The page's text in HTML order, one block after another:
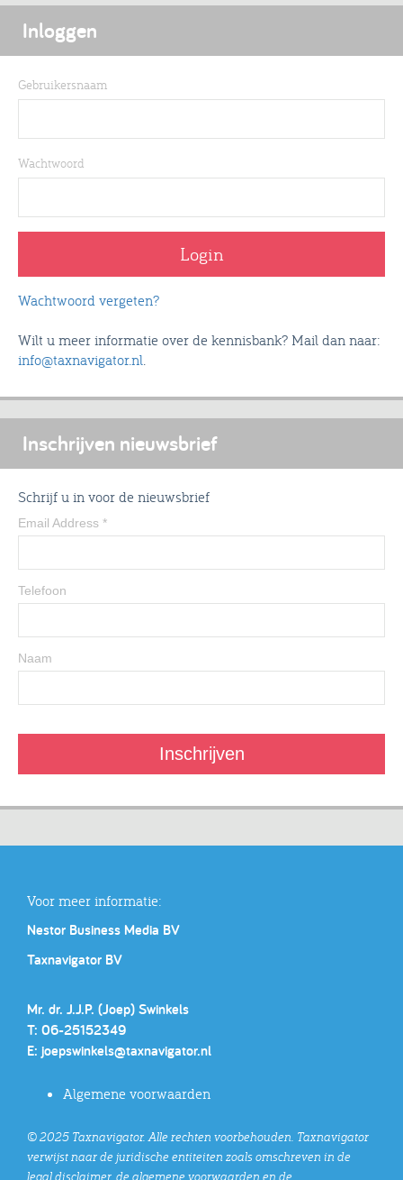
Inloggen
Gebruikersnaam
Wachtwoord
Wachtwoord vergeten?
Wilt u meer informatie over de kennisbank? Mail dan naar:
info@taxnavigator.nl
Inschrijven nieuwsbrief
Schrijf u in voor de nieuwsbrief
Email Address *
Telefoon
Naam
Voor meer informatie:
Nestor Business Media BV
Taxnavigator BV
Mr. dr. J.J.P. (Joep) Swinkels
T: 06-25152349
E: joepswinkels@taxnavigator.nl
Algemene voorwaarden
© 2025 Taxnavigator. Alle rechten voorbehouden. Taxnavigator
verwijst naar de juridische entiteiten zoals omschreven in de
legal disclaimer, de algemene voorwaarden en de